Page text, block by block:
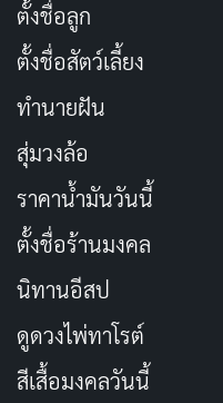
จะตะโกนบอกให้เธอเห็น
การแกว่งไกวทางอารมณ์
แบบเกินไป
นักแสดงอื่นๆ อย่าง ยีน (
เพื่อนกับการเอาตัวรอด
เหมือนเงาของพี่สาวแต่ค่
สำคัญของเรื่อง การแสด
กลมกล่อม ทำให้ผู้ชมผูกพั
กำลังอยู่ในสถานการณ์คลั่ง
ตั้งชื่อลูก
ตั้งชื่อสัตว์เลี้ยง
ทำนายฝัน
สุ่มวงล้อ
ราคาน้ำมันวันนี้
ตั้งชื่อร้านมงคล
นิทานอีสป
ดูดวงไพ่ทาโรต์
สีเสื้อมงคลวันนี้